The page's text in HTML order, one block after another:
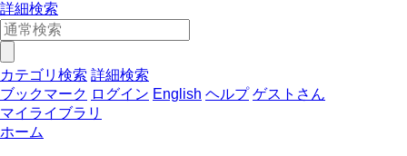
詳細検索
カテゴリ検索 詳細検索
ブックマーク ログイン English ヘルプ ゲストさん
マイライブラリ
ホーム